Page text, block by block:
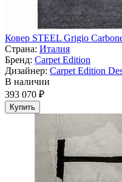
Ковер STEEL Grigio
Страна: Италия
Бренд: Carpet Edition
Дизайнер: Carpet Edition
В наличии
393 070 ₽
Купить